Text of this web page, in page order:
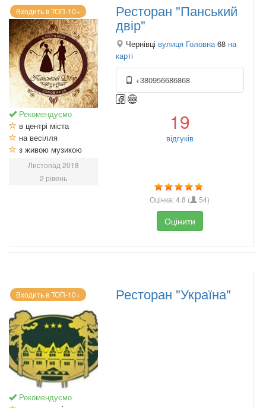
Входить в ТОП-10+
Рекомендуємо
в центрі міста
на весілля
з живою музикою
Листопад 2018
2 рівень
Ресторан "Панський
двір"
Чернівці вулиця Головна 68 на
карті
+380956686868
19
відгуків
Оцінка:4.8 ( 54)
Оцінити
Входить в ТОП-10+
Рекомендуємо
Ресторан "Україна"